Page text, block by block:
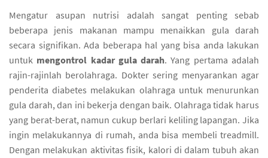
Mengatur asupan nutrisi adalah sangat penting sebab
beberapa jenis makanan mampu menaikkan gula darah
secara signifikan. Ada beberapa hal yang bisa anda lakukan
untuk mengontrol kadar gula darah. Yang pertama adalah
rajin-rajinlah berolahraga. Dokter sering menyarankan agar
penderita diabetes melakukan olahraga untuk menurunkan
gula darah, dan ini bekerja dengan baik. Olahraga tidak harus
yang berat-berat, namun cukup berlari keliling lapangan. Jika
ingin melakukannya di rumah, anda bisa membeli treadmill.
Dengan melakukan aktivitas fisik, kalori di dalam tubuh akan